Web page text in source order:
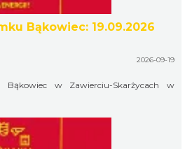
Bąkowiec: 19.09.2026
2026-09-19
w Zawierciu-Skarżycach w